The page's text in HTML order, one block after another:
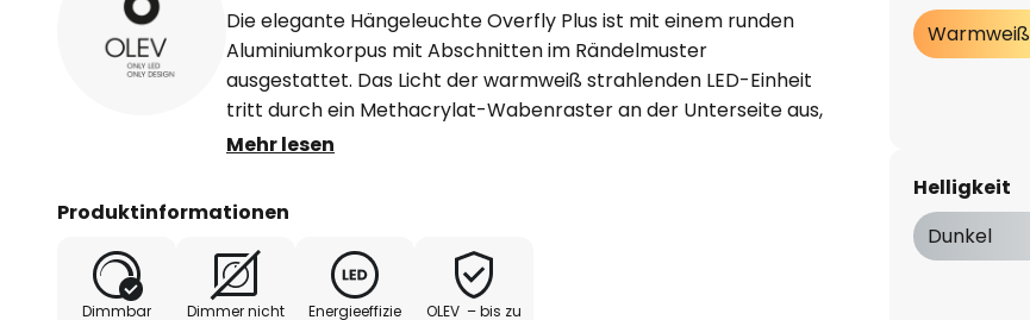
Die elegante Hängeleuchte Overfly Plus ist mit einem runden
Aluminiumkorpus mit Abschnitten im Rändelmuster
ausgestattet. Das Licht der warmweiß strahlenden LED-Einheit
tritt durch ein Methacrylat-Wabenraster an der Unterseite aus,
sodass eine breite Streuung erzielt und eine Blendwirkung
repräsentativen Innenbereichen - die LED-Pendelleuchte
charakteristischen Design und angenehmen Licht. Bei Bedarf
kann die LED-Hängelampe Overfly extern gedimmt werden.
Mehr lesen
Produktinformationen
Dimmbar
Dimmer nicht
Energieeffizie
OLEV – bis zu
Warmweiß
Helligkeit
Dunkel